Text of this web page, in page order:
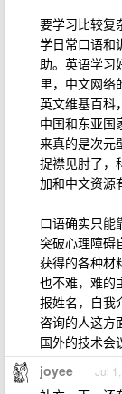
要学习比较复
学日常口语和
助。英语学习
里，中文网络
英文维基百科
中国和东亚国
来真的是次
捉襟见肘了，
加和中文资源
口语确实只能
突破心理障碍
获得的各种材
也不难，难的
报姓名，自我
咨询的人这方
国外的技术
joyee Jul